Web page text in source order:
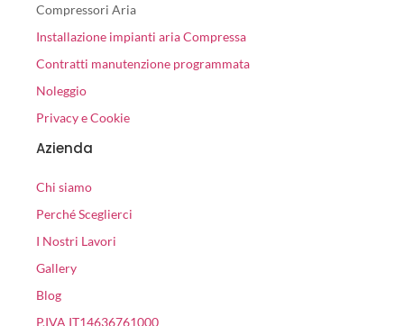
Compressori Aria
Installazione impianti aria Compressa
Contratti manutenzione programmata
Noleggio
Privacy e Cookie
Azienda
Chi siamo
Perché Sceglierci
I Nostri Lavori
Gallery
Blog
P.IVA IT14636761000